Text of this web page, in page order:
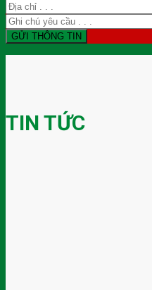
TIN TỨC